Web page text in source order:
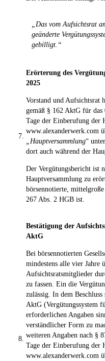
„Das vom Aufsichtsrat
geänderte
gebilligt.“
7.
Erörterung des
2025
Vorstand und Aufsichtsrat
gemäß § 162 AktG für das
Tage der Einberufung der
www.alexanderwerk.com
„Hauptversammlung“ unter
dort auch während der
Der Vergütungsbericht ist
Hauptversammlung zu
börsennotierte,
267 Abs. 2 HGB ist.
8.
Bestätigung der
AktG
Bei börsennotierten
mindestens alle vier Jahre
Aufsichtsratsmitglieder
zu fassen. Ein die
zulässig. In dem
AktG (Vergütungssystem
erforderlichen Angaben
verständlicher Form zu
weiteren Angaben nach §
Tage der Einberufung der
www.alexanderwerk.com